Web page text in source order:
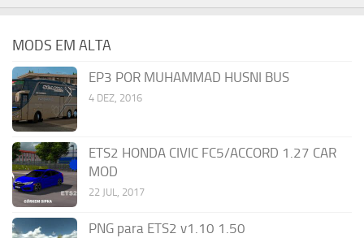
MODS EM ALTA
EP3 POR MUHAMMAD HUSNI BUS
4 DEZ, 2016
ETS2 HONDA CIVIC FC5/ACCORD 1.27 CAR
MOD
22 JUL, 2017
PNG para ETS2 v1.10 1.50